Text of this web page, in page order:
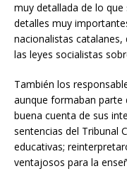
muy detallada de lo que
detalles muy
nacionalistas
las leyes socialistas
También los
aunque formaban parte
buena cuenta de sus
sentencias del Tribunal
educativas;
ventajosos para la